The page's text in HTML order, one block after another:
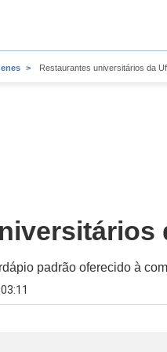
Restaurantes universitários da
padrão oferecido à